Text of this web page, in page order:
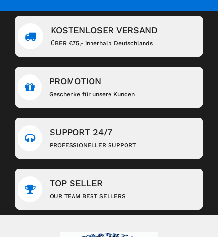
KOSTENLOSER VERSAND
ÜBER €75,- innerhalb Deutschlands
PROMOTION
Geschenke für unsere Kunden
SUPPORT 24/7
PROFESSIONELLER SUPPORT
TOP SELLER
OUR TEAM BEST SELLERS